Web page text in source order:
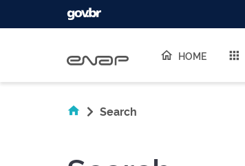
HOME
Search